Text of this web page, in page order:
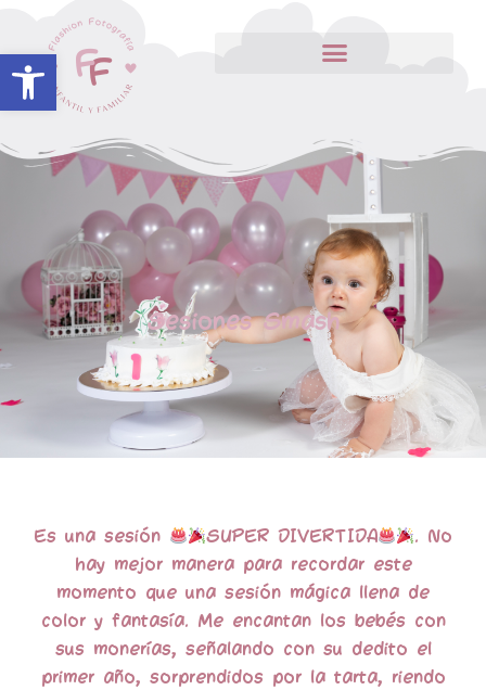
Abrir barra de herramientas
Sesiones Smash
Es una sesión SUPER DIVERTIDA . No
hay mejor manera para recordar este
momento que una sesión mágica llena de
color y fantasía. Me encantan los bebés con
sus monerías, señalando con su dedito el
primer año, sorprendidos por la tarta, riendo